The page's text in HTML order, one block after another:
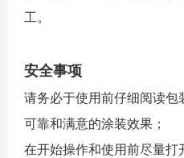
工。
安全事项
请务必于使用前仔细阅读包
可靠和满意的涂装效果；
在开始操作和使用前尽量